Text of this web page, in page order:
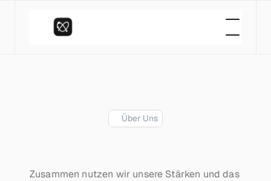
Über Uns
Zusammen nutzen wir unsere Stärken und das